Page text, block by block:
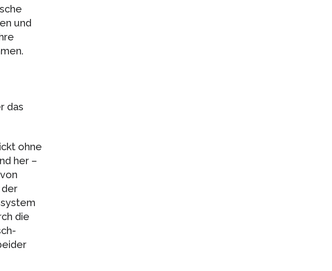
und
das
ohne
her –
die